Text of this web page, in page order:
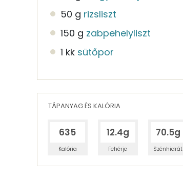
50 g rizsliszt
150 g zabpehelyliszt
1 kk sütőpor
TÁPANYAG ÉS KALÓRIA
635
Kalória
12.4g
Fehérje
70.5g
Szénhidrát